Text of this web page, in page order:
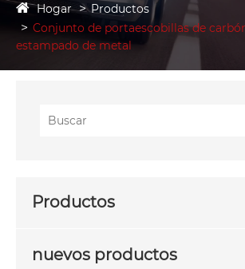
Hogar
Productos
Conjunto de portaescobillas de
estampado de metal
Productos
nuevos productos